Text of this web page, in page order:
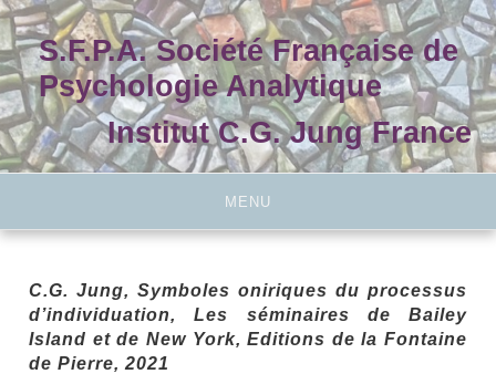
Skip
to
contentS.F.P.A. Société Française de
Psychologie Analytique
Institut C.G. Jung France
MENU
C.G. Jung, Symboles oniriques du processus
d’individuation, Les séminaires de Bailey
Island et de New York, Editions de la Fontaine
de Pierre, 2021